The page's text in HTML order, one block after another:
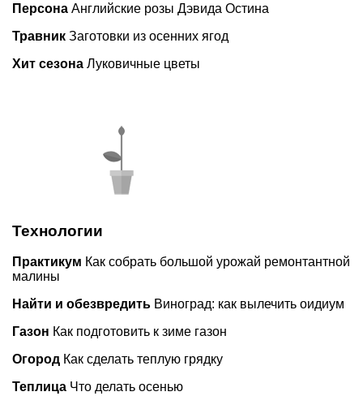
Персона Английские розы Дэвида Остина
Травник Заготовки из осенних ягод
Хит сезона Луковичные цветы
Технологии
Практикум Как собрать большой урожай ремонтантной
малины
Найти и обезвредить Виноград: как вылечить оидиум
Газон Как подготовить к зиме газон
Огород Как сделать теплую грядку
Теплица Что делать осенью